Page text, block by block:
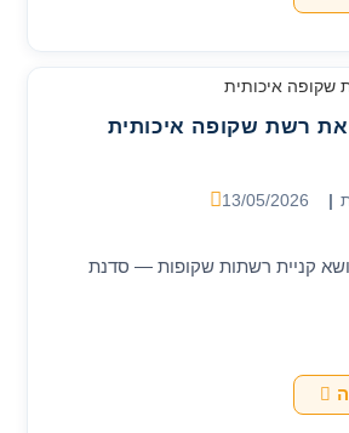
שאלות
קניית
פיברגלסרשת שקופה איכותית
פורסם:
13/05/2026
קניית רשתות שקופות — סדנת
המדריך
למציאת